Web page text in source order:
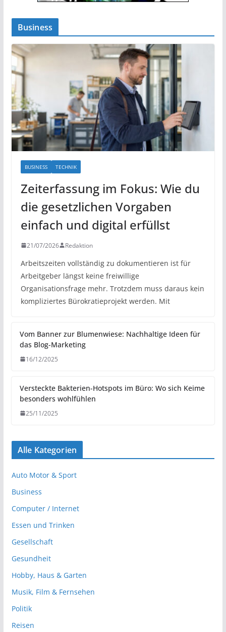
Business
BUSINESS TECHNIK
Zeiterfassung im Fokus: Wie du
die gesetzlichen Vorgaben
einfach und digital erfüllst
21/07/2026 Redaktion
Arbeitszeiten vollständig zu dokumentieren ist für
Arbeitgeber längst keine freiwillige
Organisationsfrage mehr. Trotzdem muss daraus kein
kompliziertes Bürokratieprojekt werden. Mit
Vom Banner zur Blumenwiese: Nachhaltige Ideen für
das Blog-Marketing
16/12/2025
Versteckte Bakterien-Hotspots im Büro: Wo sich Keime
besonders wohlfühlen
25/11/2025
Alle Kategorien
Auto Motor & Sport
Business
Computer / Internet
Essen und Trinken
Gesellschaft
Gesundheit
Hobby, Haus & Garten
Musik, Film & Fernsehen
Politik
Reisen